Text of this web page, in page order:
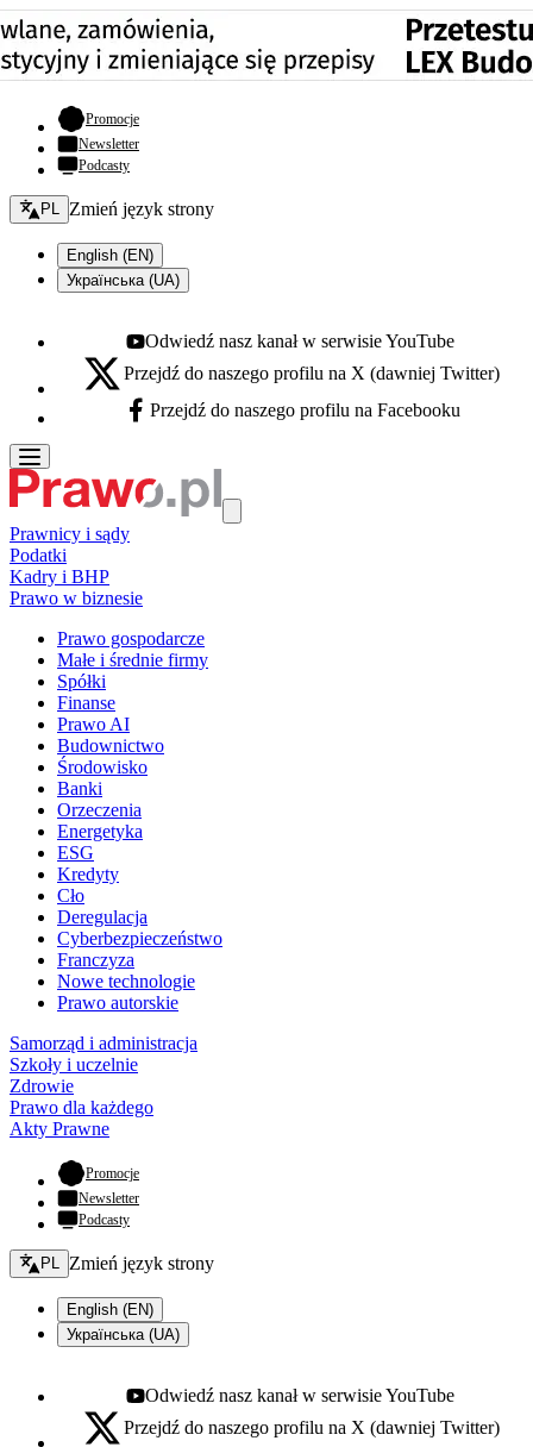
Promocje- otwiera się w nowej karcie
Newsletter
Podcasty
Zmień język - bieżący:
PL Zmień język strony
English (EN)
Українська (UA)
Youtube - otwiera się w nowej karcie
Odwiedź nasz kanał w serwisie YouTube
X - otwiera się w nowej karcie
Przejdź do naszego profilu na X (dawniej Twitter)
Facebook - otwiera się w nowej karcie
Przejdź do naszego profilu na Facebooku
Prawnicy i sądy
Podatki
Kadry i BHP
Prawo w biznesie
Prawo gospodarcze
Małe i średnie firmy
Spółki
Finanse
Prawo AI
Budownictwo
Środowisko
Banki
Orzeczenia
Energetyka
ESG
Kredyty
Cło
Deregulacja
Cyberbezpieczeństwo
Franczyza
Nowe technologie
Prawo autorskie
Samorząd i administracja
Szkoły i uczelnie
Zdrowie
Prawo dla każdego
Akty Prawne
Promocje- otwiera się w nowej karcie
Newsletter
Podcasty
Zmień język - bieżący:
PL Zmień język strony
English (EN)
Українська (UA)
Youtube - otwiera się w nowej karcie
Odwiedź nasz kanał w serwisie YouTube
X - otwiera się w nowej karcie
Przejdź do naszego profilu na X (dawniej Twitter)